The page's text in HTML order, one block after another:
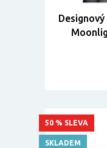
50 % SLEVA
SKLADEM